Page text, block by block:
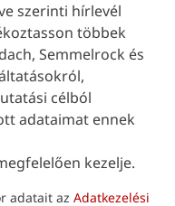
szerinti hírlevél
többek
Semmelrock és
célból
adataimat ennek
kezelje.
adatait az Adatkezelési